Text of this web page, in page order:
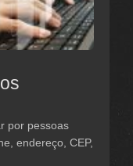
por pessoas
endereço, CEP,